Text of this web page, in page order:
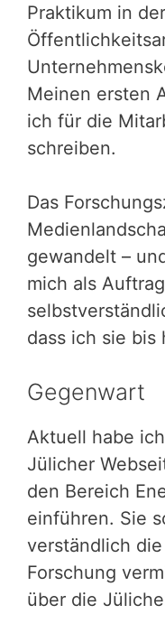
Praktikum in
Meinen ersten
ich für die
schreiben.
Das
gewandelt –
mich als
dass ich sie
Gegenwart
Aktuell habe
Jülicher
den Bereich
einführen. Sie
verständlich
Forschung
über die